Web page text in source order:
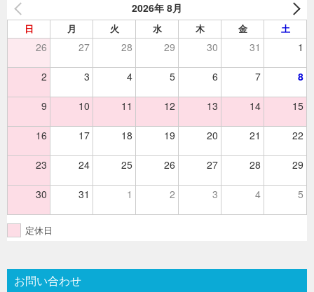
ン
2026年 8月
日 月 火 水 木 金 土
26 27 28 29 30 31 1
2 3 4 5 6 7 8
9 10 11 12 13 14 15
16 17 18 19 20 21 22
23 24 25 26 27 28 29
30 31 1 2 3 4 5
定休日
お問い合わせ